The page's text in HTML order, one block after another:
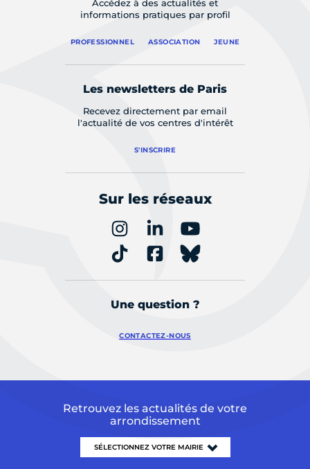
Accédez à des actualités et
informations pratiques par profil
PROFESSIONNEL ASSOCIATION JEUNE
Les newsletters de Paris
Recevez directement par email
l'actualité de vos centres d'intérêt
S'INSCRIRE
Sur les réseaux
Une question ?
CONTACTEZ-NOUS
Retrouvez les actualités de votre
arrondissement